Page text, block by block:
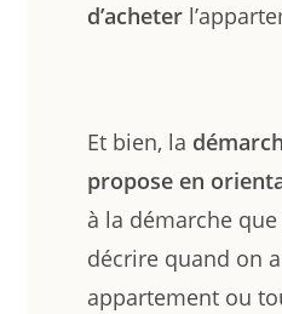
d’acheter
Et bien, la
propose en
à la démarche
décrire quand on
appartement ou